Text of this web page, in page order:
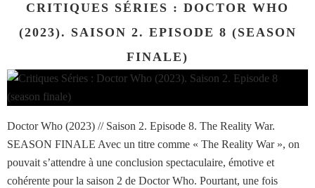
CRITIQUES SÉRIES : DOCTOR WHO
(2023). SAISON 2. EPISODE 8 (SEASON
FINALE)
Doctor Who (2023) // Saison 2. Episode 8. The Reality War.
SEASON FINALE Avec un titre comme « The Reality War », on
pouvait s’attendre à une conclusion spectaculaire, émotive et
cohérente pour la saison 2 de Doctor Who. Pourtant, une fois